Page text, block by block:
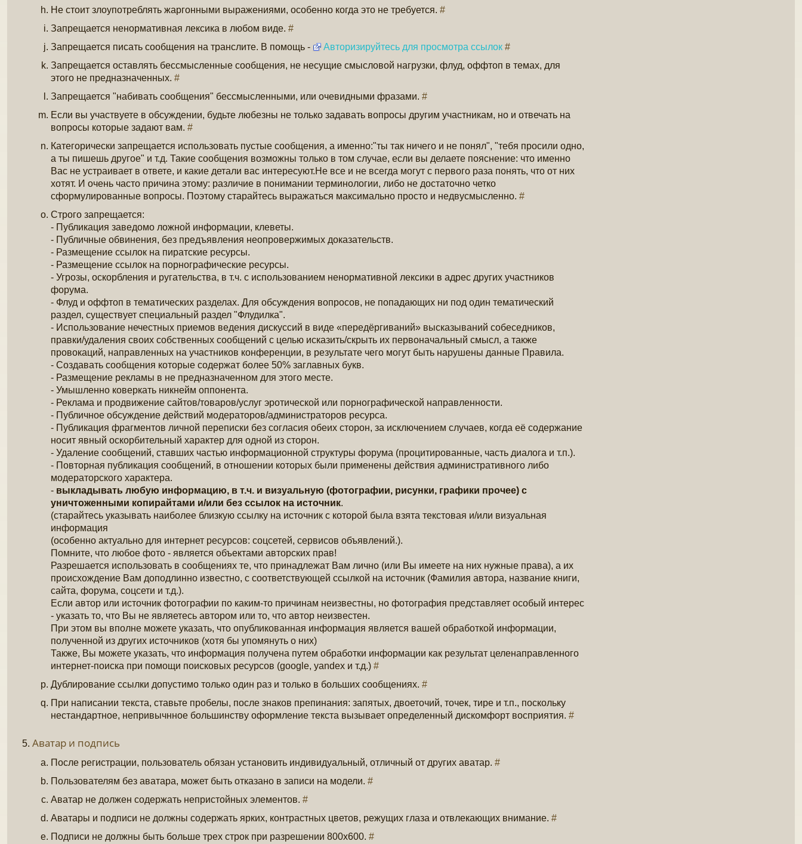
Не стоит злоупотреблять жаргонными выражениями, особенно когда это не требуется.#
Запрещается ненормативная лексика в любом виде.#
Запрещается писать сообщения на транслите. В помощь -
Авторизируйтесь для просмотра ссылок #
Запрещается оставлять бессмысленные сообщения, не несущие смысловой нагрузки, флуд, оффтоп в темах, для
этого не предназначенных.#
Запрещается "набивать сообщения" бессмысленными, или очевидными фразами.#
Если вы участвуете в обсуждении, будьте любезны не только задавать вопросы другим участникам, но и отвечать на
вопросы которые задают вам.#
Категорически запрещается использовать пустые сообщения, а именно:"ты так ничего и не понял", "тебя просили одно,
а ты пишешь другое" и т.д. Такие сообщения возможны только в том случае, если вы делаете пояснение: что именно
Вас не устраивает в ответе, и какие детали вас интересуют.Не все и не всегда могут с первого раза понять, что от них
хотят. И очень часто причина этому: различие в понимании терминологии, либо не достаточно четко
сформулированные вопросы. Поэтому старайтесь выражаться максимально просто и недвусмысленно.#
Строго запрещается:
- Публикация заведомо ложной информации, клеветы.
- Публичные обвинения, без предъявления неопровержимых доказательств.
- Размещение ссылок на пиратские ресурсы.
- Размещение ссылок на порнографические ресурсы.
- Угрозы, оскорбления и ругательства, в т.ч. с использованием ненормативной лексики в адрес других участников
форума.
- Флуд и оффтоп в тематических разделах. Для обсуждения вопросов, не попадающих ни под один тематический
раздел, существует специальный раздел "Флудилка".
- Использование нечестных приемов ведения дискуссий в виде «передёргиваний» высказываний собеседников,
правки/удаления своих собственных сообщений с целью исказить/скрыть их первоначальный смысл, а также
провокаций, направленных на участников конференции, в результате чего могут быть нарушены данные Правила.
- Создавать сообщения которые содержат более 50% заглавных букв.
- Размещение рекламы в не предназначенном для этого месте.
- Умышленно коверкать никнейм оппонента.
- Реклама и продвижение сайтов/товаров/услуг эротической или порнографической направленности.
- Публичное обсуждение действий модераторов/администраторов ресурса.
- Публикация фрагментов личной переписки без согласия обеих сторон, за исключением случаев, когда её содержание
носит явный оскорбительный характер для одной из сторон.
- Удаление сообщений, ставших частью информационной структуры форума (процитированные, часть диалога и т.п.).
- Повторная публикация сообщений, в отношении которых были применены действия административного либо
модераторского характера.
- выкладывать любую информацию, в т.ч. и визуальную (фотографии, рисунки, графики прочее) с
уничтоженными копирайтами и/или без ссылок на источник.
(старайтесь указывать наиболее близкую ссылку на источник с которой была взята текстовая и/или визуальная
информация
(особенно актуально для интернет ресурсов: соцсетей, сервисов объявлений.).
Помните, что любое фото - является объектами авторских прав!
Разрешается использовать в сообщениях те, что принадлежат Вам лично (или Вы имеете на них нужные права), а их
происхождение Вам доподлинно известно, с соответствующей ссылкой на источник (Фамилия автора, название книги,
сайта, форума, соцсети и т.д.).
Если автор или источник фотографии по каким-то причинам неизвестны, но фотография представляет особый интерес
- указать то, что Вы не являетесь автором или то, что автор неизвестен.
При этом вы вполне можете указать, что опубликованная информация является вашей обработкой информации,
полученной из других источников (хотя бы упомянуть о них)
Также, Вы можете указать, что информация получена путем обработки информации как результат целенаправленного
интернет-поиска при помощи поисковых ресурсов (google, yandex и т.д.)#
Дублирование ссылки допустимо только один раз и только в больших сообщениях.#
При написании текста, ставьте пробелы, после знаков препинания: запятых, двоеточий, точек, тире и т.п., поскольку
нестандартное, непривычнное большинству оформление текста вызывает определенный дискомфорт восприятия.#
Аватар и подпись
После регистрации, пользователь обязан установить индивидуальный, отличный от других аватар.#
Пользователям без аватара, может быть отказано в записи на модели.#
Аватар не должен содержать непристойных элементов.#
Аватары и подписи не должны содержать ярких, контрастных цветов, режущих глаза и отвлекающих внимание.#
Подписи не должны быть больше трех строк при разрешении 800х600.#